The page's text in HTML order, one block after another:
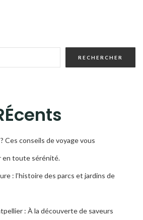
RECHERCHER
Ces conseils de voyage vous
en toute sérénité.
: l’histoire des parcs et jardins de
: À la découverte de saveurs